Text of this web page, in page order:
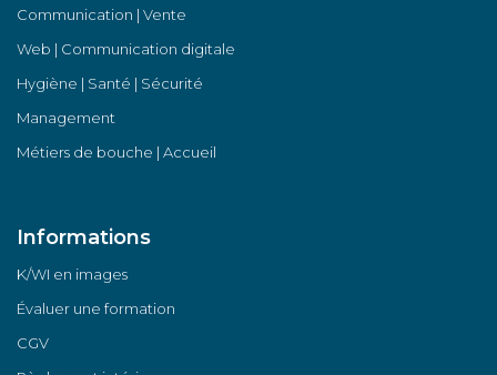
Communication | Vente
Web | Communication digitale
Hygiène | Santé | Sécurité
Management
Métiers de bouche | Accueil
Informations
K/WI en images
Évaluer une formation
CGV